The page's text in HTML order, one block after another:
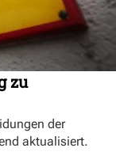
zu
der
aktualisiert.